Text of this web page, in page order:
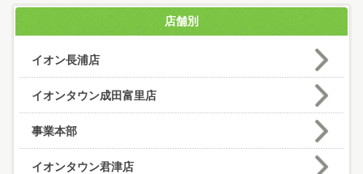
店舗別
イオン長浦店
イオンタウン成田富里店
事業本部
イオンタウン君津店